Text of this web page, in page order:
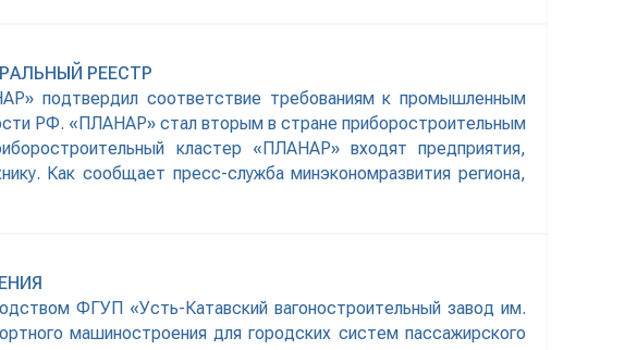
РЕЕСТР
подтвердил соответствие требованиям к промышленным
РФ. «ПЛАНАР» стал вторым в стране приборостроительным
кластер «ПЛАНАР» входят предприятия,
Как сообщает пресс-служба минэкономразвития региона,
ФГУП «Усть-Катавский вагоностроительный завод им.
машиностроения для городских систем пассажирского